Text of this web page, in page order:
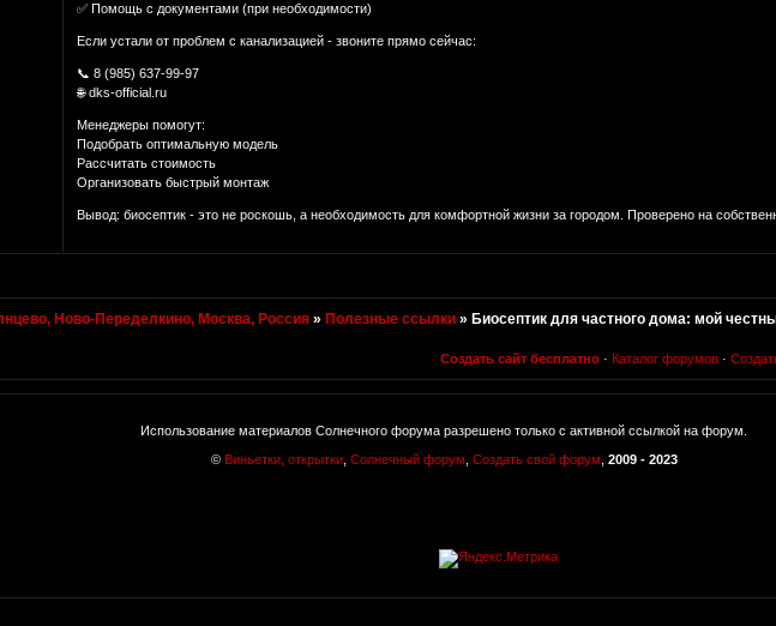
✅ Помощь с документами (при необходимости)
Если устали от проблем с канализацией - звоните прямо сейчас:
📞 8 (985) 637-99-97
🌐 dks-official.ru
Менеджеры помогут:
Подобрать оптимальную модель
Рассчитать стоимость
Организовать быстрый монтаж
Вывод: биосептик - это не роскошь, а необходимость для комфортной жизни за городом. Проверено на
Ново-Переделкино, Москва, Россия »Полезные ссылки »Биосептик для частного дома: мой
Создать сайт бесплатно · Каталог форумов ·
Использование материалов Солнечного форума разрешено только с активной ссылкой на форум.
© Виньетки, открытки, Солнечный форум Создать свой форум 2009 - 2023